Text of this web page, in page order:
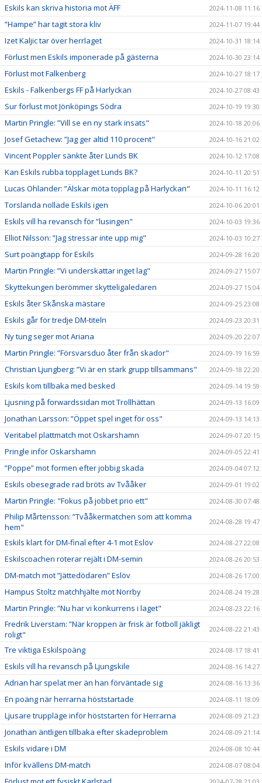
Eskils kan skriva historia mot ÄFF 2024-11-08 11:16
”Hampe” har tagit stora kliv 2024-11-07 19:44
Izet Kaljic tar över herrlaget 2024-10-31 18:14
Förlust men Eskils imponerade på gästerna 2024-10-30 23:14
Förlust mot Falkenberg 2024-10-27 18:17
Eskils - Falkenbergs FF på Harlyckan 2024-10-27 08:43
Sur förlust mot Jönköpings Södra 2024-10-19 19:30
Martin Pringle: ”Vill se en ny stark insats" 2024-10-18 20:06
Josef Getachew: ”Jag ger altid 110 procent" 2024-10-16 21:02
Vincent Poppler sänkte åter Lunds BK 2024-10-12 17:08
Kan Eskils rubba topplaget Lunds BK? 2024-10-11 20:51
Lucas Ohlander: ”Älskar möta topplag på Harlyckan" 2024-10-11 16:12
Torslanda nollade Eskils igen 2024-10-06 20:01
Eskils vill ha revansch för ”lusingen" 2024-10-03 19:36
Elliot Nilsson: ”Jag stressar inte upp mig" 2024-10-03 10:27
Surt poängtapp för Eskils 2024-09-28 16:20
Martin Pringle: ”Vi underskattar inget lag" 2024-09-27 15:07
Skyttekungen berömmer skytteligaledaren 2024-09-27 15:04
Eskils åter Skånska mästare 2024-09-25 23:08
Eskils går för tredje DM-titeln 2024-09-23 20:31
Ny tung seger mot Ariana 2024-09-20 22:07
Martin Pringle: ”Försvarsduo åter från skador" 2024-09-19 16:59
Christian Ljungberg: ”Vi är en stark grupp tillsammans" 2024-09-18 22:20
Eskils kom tillbaka med besked 2024-09-14 19:59
Ljusning på forwardssidan mot Trollhättan 2024-09-13 16:09
Jonathan Larsson: ”Öppet spel inget för oss" 2024-09-13 14:13
Veritabel plattmatch mot Oskarshamn 2024-09-07 20:15
Pringle inför Oskarshamn 2024-09-05 22:41
”Poppe” mot formen efter jobbig skada 2024-09-04 07:12
Eskils obesegrade rad bröts av Tvååker 2024-09-01 19:02
Martin Pringle: "Fokus på jobbet prio ett" 2024-08-30 07:48
Philip Mårtensson: ”Tvååkermatchen som att komma
hem"
2024-08-28 19:47
Eskils klart för DM-final efter 4-1 mot Eslöv 2024-08-27 22:08
Eskilscoachen roterar rejält i DM-semin 2024-08-26 20:53
DM-match mot ”Jättedödaren” Eslöv 2024-08-26 17:00
Hampus Stoltz matchhjälte mot Norrby 2024-08-24 19:28
Martin Pringle: ”Nu har vi konkurrens i laget" 2024-08-23 22:16
Fredrik Liverstam: ”När kroppen är frisk är fotboll jäkligt
roligt"
2024-08-22 21:43
Tre viktiga Eskilspoäng 2024-08-17 18:41
Eskils vill ha revansch på Ljungskile 2024-08-16 14:27
Adrian har spelat mer än han förväntade sig 2024-08-16 13:36
En poäng när herrarna höststartade 2024-08-11 18:09
Ljusare truppläge inför höststarten för Herrarna 2024-08-09 21:23
Jonathan äntligen tillbaka efter skadeproblem 2024-08-09 21:14
Eskils vidare i DM 2024-08-08 10:44
Inför kvällens DM-match 2024-08-07 08:04